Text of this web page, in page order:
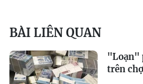
BÀI LIÊN QUAN
"Loạn"
trên